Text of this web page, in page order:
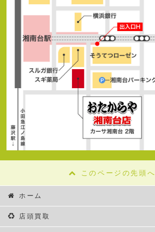
このページの先頭へ
ホーム
店頭買取